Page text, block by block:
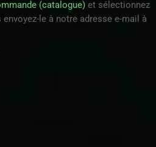
(catalogue) et sélectionnez
le à notre adresse e-mail à